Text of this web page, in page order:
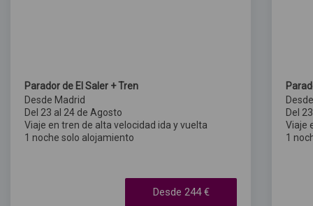
Parador de El Saler + Tren
Desde Madrid
Del 23 al 24 de Agosto
Viaje en tren de alta velocidad ida y vuelta
1 noche solo alojamiento
Desde 244 €
Del
Viaje
1